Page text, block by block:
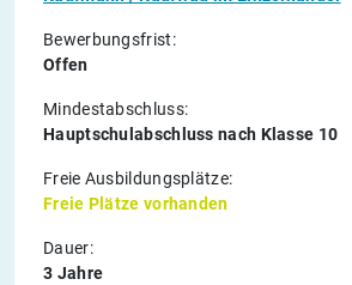
Bewerbungsfrist:
Offen
Mindestabschluss:
Hauptschulabschluss nach Klasse 10
Freie Ausbildungsplätze:
Freie Plätze vorhanden
Dauer:
3 Jahre